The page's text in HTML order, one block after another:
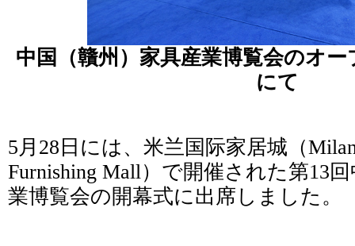
中国（贛州）家具産業博覧会のオ
にて
5月28日には、米兰国际家居城（
Furnishing Mall）で開催された第13
業博覧会の開幕式に出席しました。